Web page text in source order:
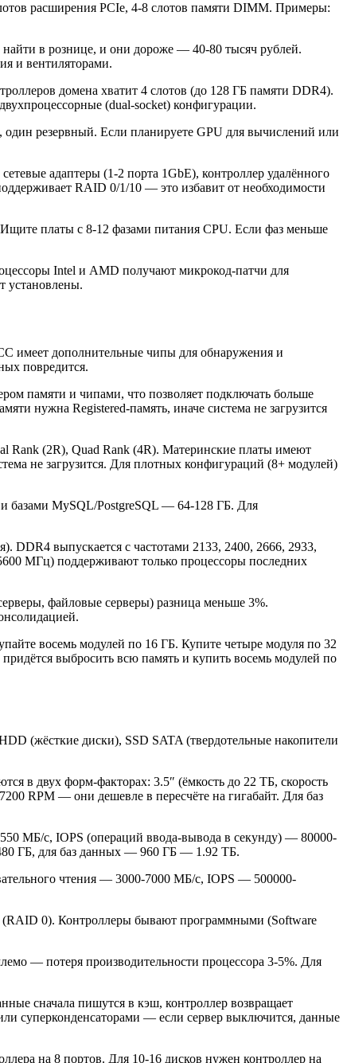
расширения PCIe, 4-8 слотов памяти DIMM. Примеры:
в рознице, и они дороже — 40-80 тысяч рублей.
и вентиляторами.
домена хватит 4 слотов (до 128 ГБ памяти DDR4).
(dual-socket) конфигурации.
резервный. Если планируете GPU для вычислений или
адаптеры (1-2 порта 1GbE), контроллер удалённого
RAID 0/1/10 — это избавит от необходимости
платы с 8-12 фазами питания CPU. Если фаз меньше
Intel и AMD получают микрокод-патчи для
установлены.
имеет дополнительные чипы для обнаружения и
повредится.
памяти и чипами, что позволяет подключать больше
нужна Registered-память, иначе система не загрузится
Rank (2R), Quad Rank (4R). Материнские платы имеют
не загрузится. Для плотных конфигураций (8+ модулей)
и базами MySQL/PostgreSQL — 64-128 ГБ. Для
DDR4 выпускается с частотами 2133, 2400, 2666, 2933,
МГц) поддерживают только процессоры последних
файловые серверы) разница меньше 3%.
восемь модулей по 16 ГБ. Купите четыре модуля по 32
выбросить всю память и купить восемь модулей по
(жёсткие диски), SSD SATA (твердотельные накопители
в двух форм-факторах: 3.5″ (ёмкость до 22 ТБ, скорость
RPM — они дешевле в пересчёте на гигабайт. Для баз
МБ/с, IOPS (операций ввода-вывода в секунду) — 80000-
ГБ, для баз данных — 960 ГБ — 1.92 ТБ.
чтения — 3000-7000 МБ/с, IOPS — 500000-
(RAID 0). Контроллеры бывают программными (Software
— потеря производительности процессора 3-5%. Для
сначала пишутся в кэш, контроллер возвращает
суперконденсаторами — если сервер выключится, данные
на 8 портов. Для 10-16 дисков нужен контроллер на